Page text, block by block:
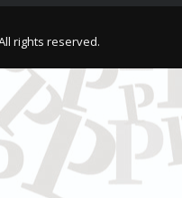
rights reserved.